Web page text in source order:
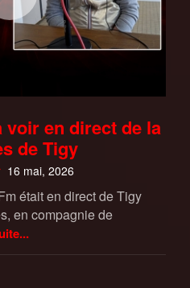
voir en direct de la
de Tigy
16 mai, 2026
était en direct de Tigy
en compagnie de